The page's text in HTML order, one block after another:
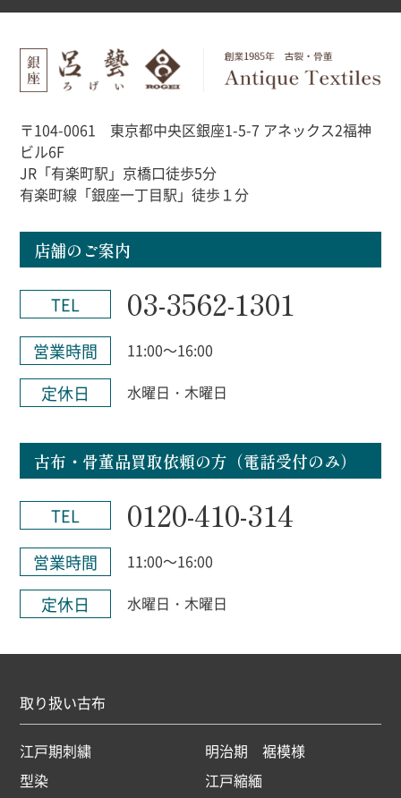
〒104-0061 東京都中央区銀座1-5-7 アネックス2福神
ビル6F
JR「有楽町駅」京橋口徒歩5分
有楽町線「銀座一丁目駅」徒歩１分
店舗のご案内
TEL 03-3562-1301
営業時間 11:00～16:00
定休日 水曜日・木曜日
古布・骨董品買取依頼の方（電話受付のみ）
TEL 0120-410-314
営業時間 11:00～16:00
定休日 水曜日・木曜日
取り扱い古布
江戸期刺繍
明治期 裾模様
型染
江戸縮緬